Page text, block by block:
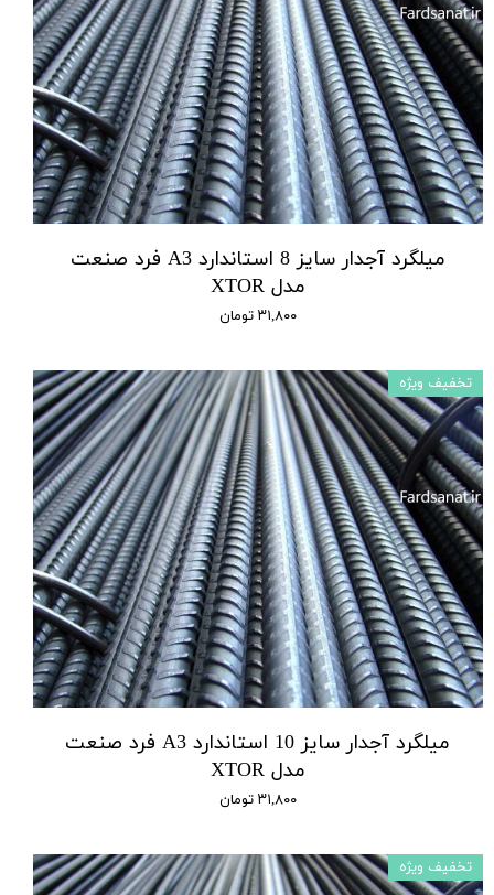
میلگرد آجدار سایز 8 استاندارد A3 فرد صنعت
مدل XTOR
۳۱,۸۰۰ تومان
میلگرد آجدار سایز 10 استاندارد A3 فرد صنعت
مدل XTOR
۳۱,۸۰۰ تومان
تخفیف ویژه
تخفیف ویژه